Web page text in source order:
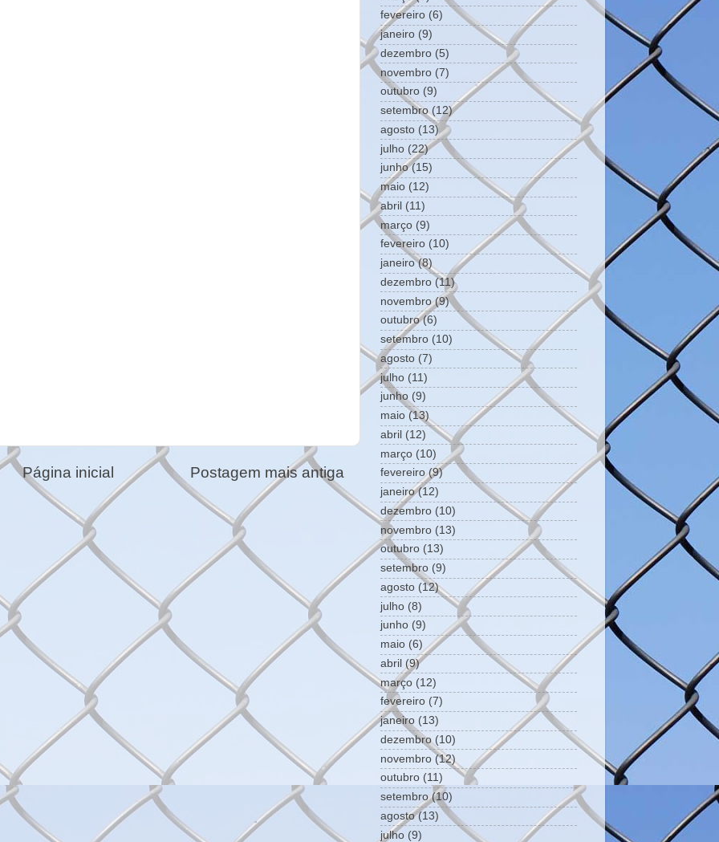
Postagem mais antiga
Página inicial
fevereiro (6)
janeiro (9)
dezembro (5)
novembro (7)
outubro (9)
setembro(12)
agosto (13)
julho (22)
junho(15)
maio (12)
abril (11)
março (9)
fevereiro (10)
janeiro(8)
dezembro (11)
novembro (9)
outubro(6)
setembro (10)
agosto (7)
julho (11)
junho (9)
maio (13)
abril (12)
março (10)
fevereiro (9)
janeiro(12)
dezembro (10)
novembro (13)
outubro (13)
setembro (9)
agosto (12)
julho (8)
junho (9)
maio (6)
abril (9)
março (12)
fevereiro (7)
janeiro (13)
dezembro (10)
novembro (12)
outubro (11)
setembro(10)
agosto(13)
julho (9)